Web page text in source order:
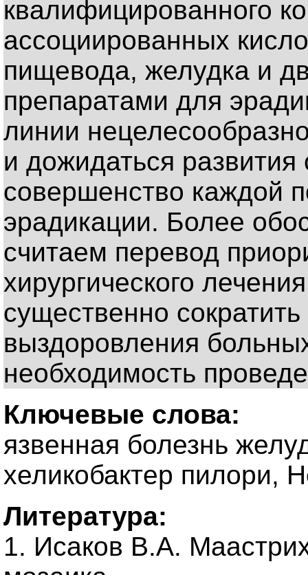
квалифицированного
ассоциированных
пищевода, желудка и
препаратами для
линии
и дожидаться
совершенство каждой
эрадикации. Более
считаем перевод
хирургического
существенно
выздоровления
необходимость
Ключевые слова:
язвенная болезнь
хеликобактер пилори,
Литература:
1. Исаков В.А.